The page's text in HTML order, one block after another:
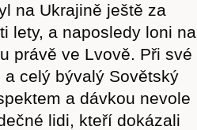
na Ukrajině ještě za
lety, a naposledy loni na
právě ve Lvově. Při své
celý bývalý Sovětský
a dávkou nevole
lidi, kteří dokázali